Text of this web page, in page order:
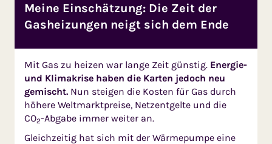
Meine Einschätzung: Die Zeit der
Gasheizungen neigt sich dem Ende
Mit Gas zu heizen war lange Zeit günstig. Energie-
und Klima­krise haben die Karten jedoch neu
gemischt. Nun steigen die Kosten für Gas durch
höhere Weltmarktpreise, Netzentgelte und die
CO2-Abgabe immer weiter an.
Gleichzeitig hat sich mit der Wärmepumpe eine